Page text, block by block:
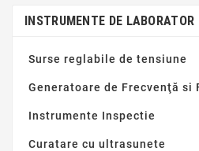
INSTRUMENTE DE LABORATOR
Surse reglabile de tensiune
Generatoare de Frecvenţă si
Instrumente Inspectie
Curatare cu ultrasunete